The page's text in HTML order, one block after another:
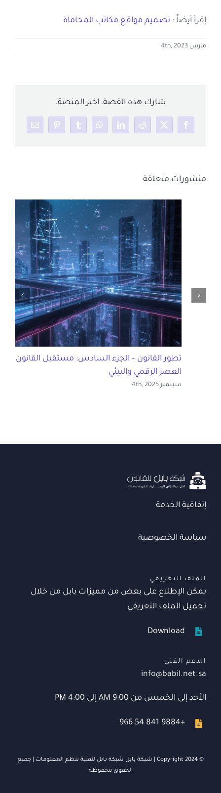
إقرأ أيضاً : تصميم مواقع مكاتب المحاماة
مارس 4th, 2023
شارك هذه القصة، اختر المنصة.
Facebook
X
Reddit
LinkedIn
WhatsApp
Tumblr
Pinterest
Email
منشورات متعلقة
تطور القانون – الجزء السادس: مستقبل القانون في
العصر الرقمي والبيئي
سبتمبر 4th, 2025
إتفاقية الخدمة
سياسة الخصوصية
الملف التعريفي
يمكن الإطلاع على بعض من مميزات بابل من خلال
تحميل الملف التعريفي
Download
الدعم الفني
info@babil.net.sa
الأحد إلى الخميس من 9:00 AM إلى 4:00 PM
+966 54 841 9884
© Copyright 2024 | شبكة بابل شبكة بابل لتقنية ننظم المعلومات | جميع
الحقوق محفوظة